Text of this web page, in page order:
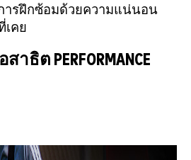
ารฝึกซ้อมด้วยความแน่นอน
เคย
าธิต PERFORMANCE